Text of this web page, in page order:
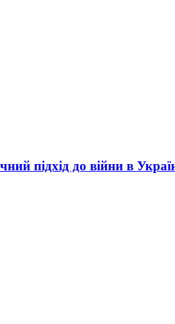
підхід до війни в